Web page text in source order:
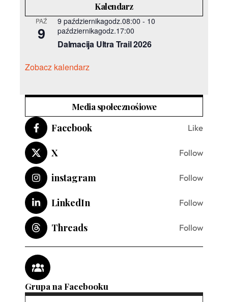
Kalendarz
PAŹ
9
9 październikagodz.08:00 - 10
październikagodz.17:00
Dalmacija Ultra Trail 2026
Zobacz kalendarz
Media społecznośiowe
Facebook Like
X Follow
instagram Follow
LinkedIn Follow
Threads Follow
Grupa na Facebooku